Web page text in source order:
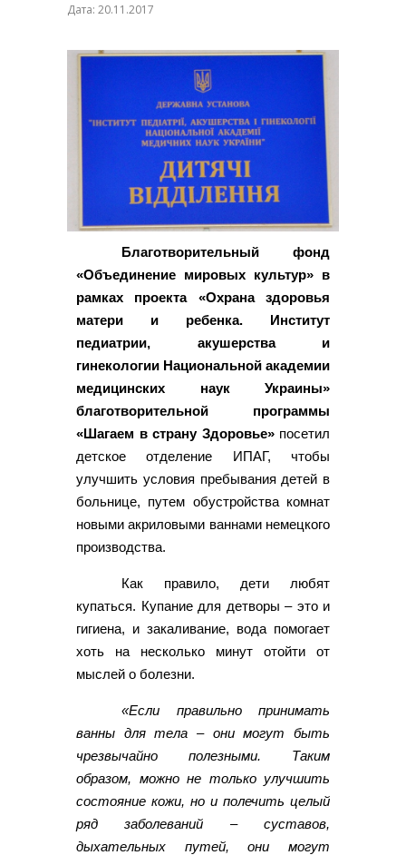
Дата: 20.11.2017
Благотворительный фонд
«Объединение мировых культур» в
рамках проекта «Охрана здоровья
матери и ребенка. Институт
педиатрии, акушерства и
гинекологии Национальной академии
медицинских наук Украины»
благотворительной программы
«Шагаем в страну Здоровье»посетил
детское отделение ИПАГ, чтобы
улучшить условия пребывания детей в
больнице, путем обустройства комнат
новыми акриловыми ваннами немецкого
производства.
Как правило, дети любят
купаться. Купание для детворы – это и
гигиена, и закаливание, вода помогает
хоть на несколько минут отойти от
мыслей о болезни.
«Если правильно принимать
ванны для тела – они могут быть
чрезвычайно полезными. Таким
образом, можно не только улучшить
состояние кожи, но и полечить целый
ряд заболеваний – суставов,
дыхательных путей, они могут